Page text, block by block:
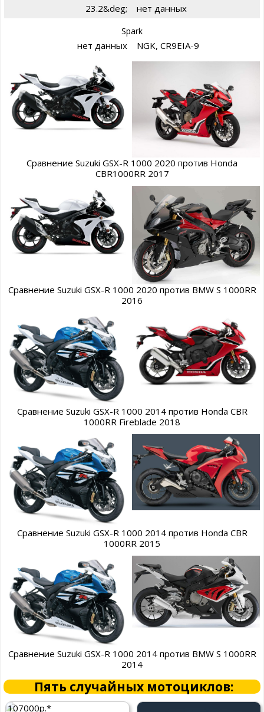
23.2&deg; нет данных
Spark
нет данных NGK, CR9EIA-9
Сравнение Suzuki GSX-R 1000 2020 против Honda
CBR1000RR 2017
Сравнение Suzuki GSX-R 1000 2020 против BMW S 1000RR
2016
Сравнение Suzuki GSX-R 1000 2014 против Honda CBR
1000RR Fireblade 2018
Сравнение Suzuki GSX-R 1000 2014 против Honda CBR
1000RR 2015
Сравнение Suzuki GSX-R 1000 2014 против BMW S 1000RR
2014
Пять случайных мотоциклов:
107000р.*